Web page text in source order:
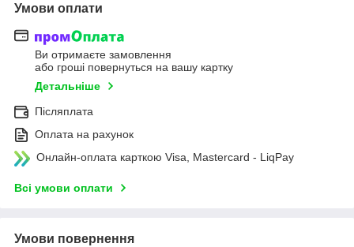
Умови оплати
Ви отримаєте замовлення
або гроші повернуться на вашу картку
Детальніше
Післяплата
Оплата на рахунок
Онлайн-оплата карткою Visa, Mastercard - LiqPay
Всі умови оплати
Умови повернення